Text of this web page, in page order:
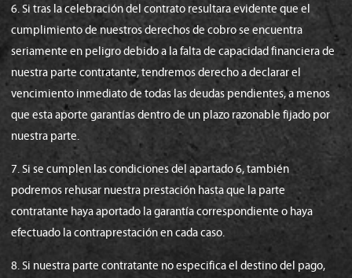
6. Si tras la celebración del contrato resultara evidente que el
cumplimiento de nuestros derechos de cobro se encuentra
seriamente en peligro debido a la falta de capacidad financiera de
nuestra parte contratante, tendremos derecho a declarar el
vencimiento inmediato de todas las deudas pendientes, a menos
que esta aporte garantías dentro de un plazo razonable fijado por
nuestra parte.
7. Si se cumplen las condiciones del apartado 6, también
podremos rehusar nuestra prestación hasta que la parte
contratante haya aportado la garantía correspondiente o haya
efectuado la contraprestación en cada caso.
8. Si nuestra parte contratante no especifica el destino del pago,